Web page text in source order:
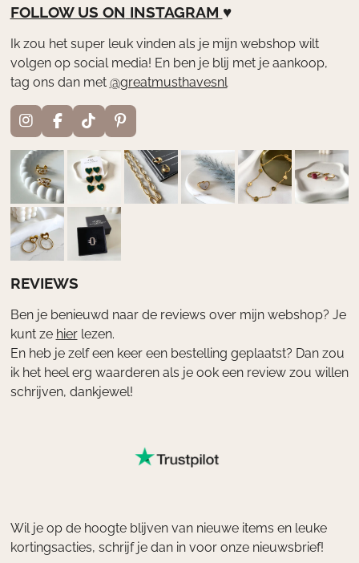
FOLLOW US ON INSTAGRAM ♥
Ik zou het super leuk vinden als je mijn webshop wilt
volgen op social media! En ben je blij met je aankoop,
tag ons dan met @greatmusthavesnl
I
n
s
t
a
r
a
m
F
a
c
e
b
o
o
k
T
i
k
T
o
P
i
n
e
REVIEWS
Ben je benieuwd naar de reviews over mijn webshop? Je
kunt ze hierlezen.
En heb je zelf een keer een bestelling geplaatst? Dan zou
ik het heel erg waarderen als je ook een review zou willen
schrijven, dankjewel!
Wil je op de hoogte blijven van nieuwe items en leuke
kortingsacties, schrijf je dan in voor onze nieuwsbrief!